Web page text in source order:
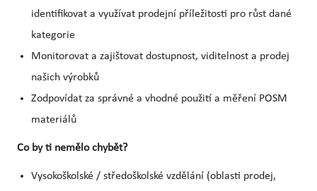
identifikovat a využívat prodejní příležitosti pro růst dané
kategorie
Monitorovat a zajištovat dostupnost, viditelnost a prodej
našich výrobků
Zodpovídat za správné a vhodné použití a měření POSM
materiálů
Co by ti nemělo chybět?
Vysokoškolské / středoškolské vzdělání (oblasti prodej,